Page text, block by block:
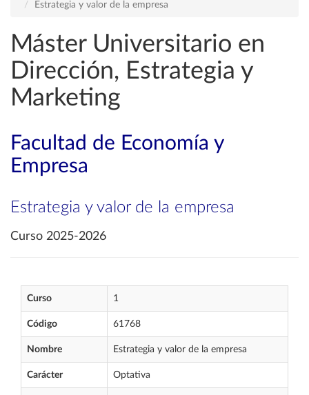
Estrategia y valor de la empresa
Máster Universitario en
Dirección, Estrategia y
Marketing
Facultad de Economía y
Empresa
Estrategia y valor de la empresa
Curso 2025-2026
Curso 1
Código 61768
Nombre Estrategia y valor de la empresa
Carácter Optativa